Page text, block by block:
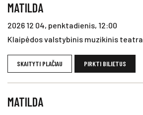
MATILDA
2026 12 04, penktadienis, 12:00
Klaipėdos valstybinis muzikinis
SKAITYTI PLAČIAU PIRKTI BILIETUS
MATILDA